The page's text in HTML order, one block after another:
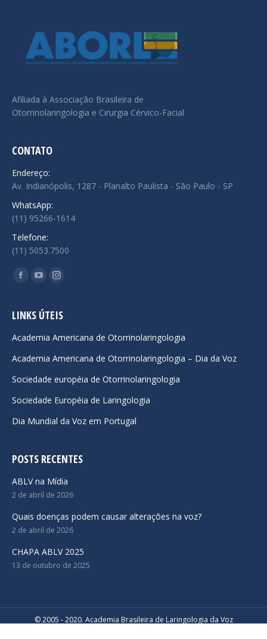
Afiliada à Associação Brasileira de
Otorrinolaringologia e Cirurgia Cérvico-Facial
CONTATO
Endereço:
Av. Indianópolis, 1287 - Planalto Paulista - São Paulo - SP
WhatsApp:
(11) 95266-1614
Telefone:
(11) 5053.7500
Encontre-nos em:
Facebook
opens
new
window
YouTube
opens
new
window
Instagram
opens
new
window
LINKS ÚTEIS
Academia Americana de Otorrinolaringologia
Academia Americana de Otorrinolaringologia – Dia da Voz
Sociedade européia de Otorrinolaringologia
Sociedade Européia de Laringologia
Dia Mundial da Voz em Portugal
POSTS RECENTES
ABLV na Mídia
2 de abril de 2026
Quais doenças podem causar alterações na voz?
2 de abril de 2026
CHAPA ABLV 2025
13 de outubro de 2025
© 2005 - 2020. Academia Brasileira de Laringologia da Voz